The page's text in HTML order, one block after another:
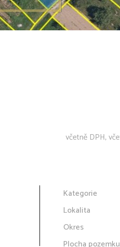
včetně DPH,
Kategorie
Lokalita
Okres
Plocha pozemku